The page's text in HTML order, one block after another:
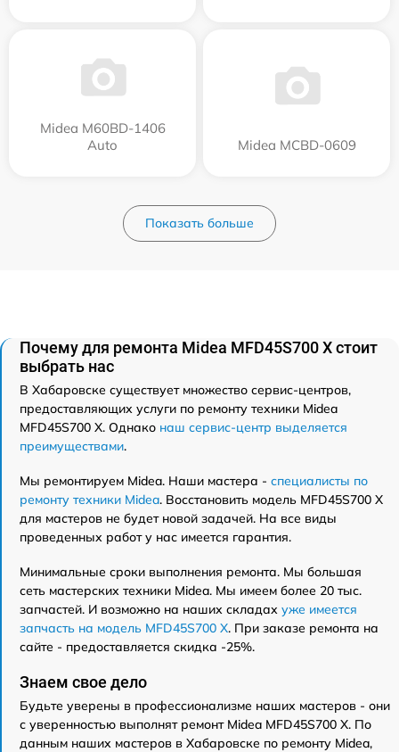
Midea M60BD-1406
Auto
Midea MCBD-0609
Показать больше
Почему для ремонта Midea MFD45S700 X стоит
выбрать нас
В Хабаровске существует множество сервис-центров,
предоставляющих услуги по ремонту техники Midea
MFD45S700 X. Однако наш сервис-центр выделяется
преимуществами.
Мы ремонтируем Midea. Наши мастера - специалисты по
ремонту техники Midea. Восстановить модель MFD45S700 X
для мастеров не будет новой задачей. На все виды
проведенных работ у нас имеется гарантия.
Минимальные сроки выполнения ремонта. Мы большая
сеть мастерских техники Midea. Мы имеем более 20 тыс.
запчастей. И возможно на наших складах уже имеется
запчасть на модель MFD45S700 X. При заказе ремонта на
сайте - предоставляется скидка -25%.
Знаем свое дело
Будьте уверены в профессионализме наших мастеров - они
с уверенностью выполнят ремонт Midea MFD45S700 X. По
данным наших мастеров в Хабаровске по ремонту Midea,